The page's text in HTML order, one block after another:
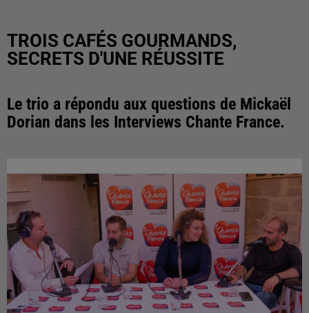
TROIS CAFÉS GOURMANDS,
SECRETS D'UNE RÉUSSITE
Le trio a répondu aux questions de Mickaël
Dorian dans les Interviews Chante France.